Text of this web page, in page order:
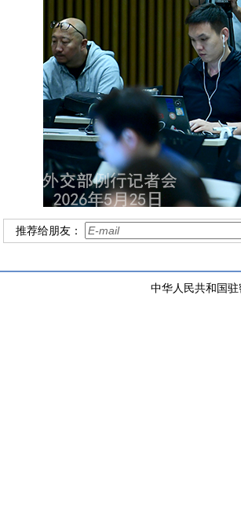
推荐给朋友：
中华人民共和国